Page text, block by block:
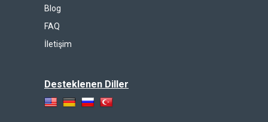
Blog
FAQ
İletişim
Desteklenen Diller